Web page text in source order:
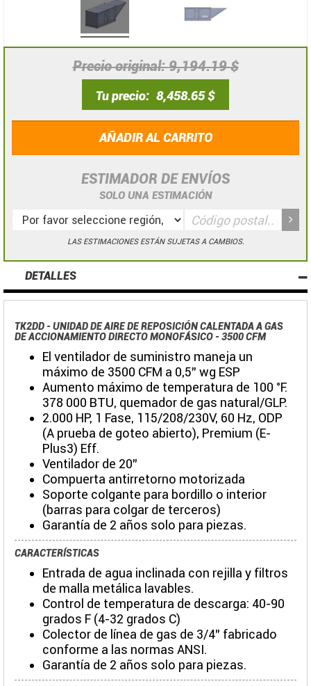
Precio original 9,194.19 $
Tu precio 8,458.65 $
AÑADIR AL CARRITO
ESTIMADOR DE ENVÍOS
SOLO UNA ESTIMACIÓN
LAS ESTIMACIONES ESTÁN SUJETAS A CAMBIOS.
DETALLES
TK2DD - UNIDAD DE AIRE DE REPOSICIÓN CALENTADA A GAS
DE ACCIONAMIENTO DIRECTO MONOFÁSICO - 3500 CFM
El ventilador de suministro maneja un
máximo de 3500 CFM a 0,5" wg ESP
Aumento máximo de temperatura de 100 °F.
378 000 BTU, quemador de gas natural/GLP.
2.000 HP, 1 Fase, 115/208/230V, 60 Hz, ODP
(A prueba de goteo abierto), Premium (E-
Plus3) Eff.
Ventilador de 20"
Compuerta antirretorno motorizada
Soporte colgante para bordillo o interior
(barras para colgar de terceros)
Garantía de 2 años solo para piezas.
CARACTERÍSTICAS
Entrada de agua inclinada con rejilla y filtros
de malla metálica lavables.
Control de temperatura de descarga: 40-90
grados F (4-32 grados C)
Colector de línea de gas de 3/4" fabricado
conforme a las normas ANSI.
Garantía de 2 años solo para piezas.